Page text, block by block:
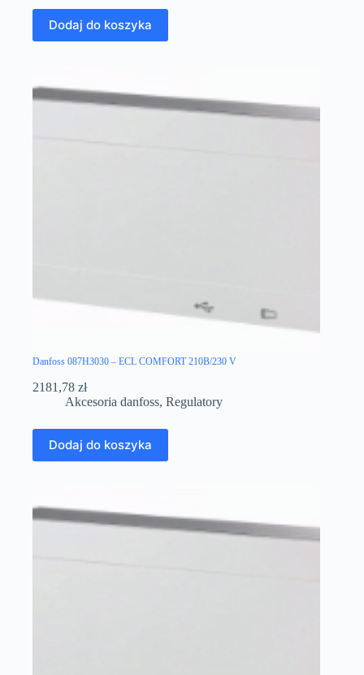
Dodaj do koszyka
Danfoss 087H3030 – ECL COMFORT 210B/230 V
2181,78 zł
Akcesoria danfoss, Regulatory
Dodaj do koszyka